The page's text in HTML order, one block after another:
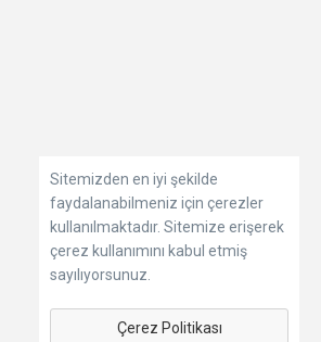
Sitemizden en iyi şekilde
faydalanabilmeniz için çerezler
kullanılmaktadır. Sitemize erişerek
çerez kullanımını kabul etmiş
sayılıyorsunuz.
Çerez Politikası